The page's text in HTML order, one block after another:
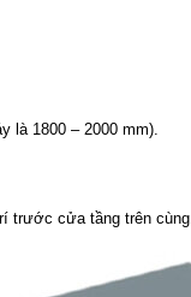
là 1800 – 2000 mm).
trước cửa tầng trên cùng.